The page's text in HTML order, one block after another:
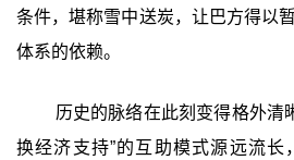
条件，堪称雪中送炭，让巴方得以
体系的依赖。
历史的脉络在此刻变得格外清
换经济支持”的互助模式源远流长